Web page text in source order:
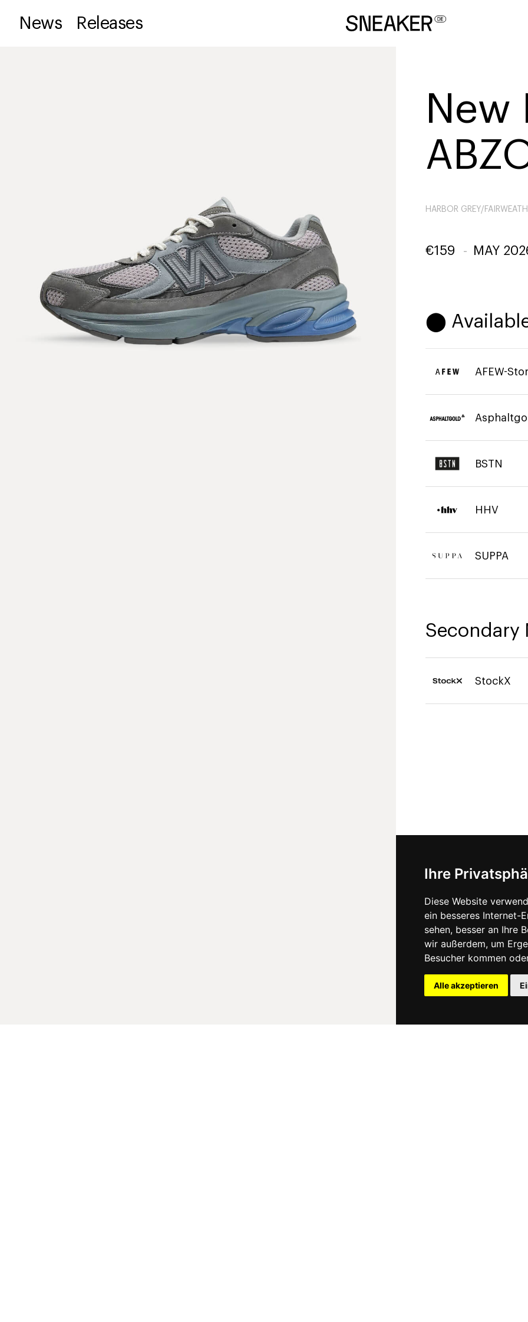
Ihre
Diese Website
ein besseres Internet-
sehen, besser an Ihre
wir außerdem, um
Besucher kommen
Alle akzeptieren
News Releases
New
HARBOR GREY/
€159 - MAY
⬤
AFEW-
BSTN
HHV
SUPPA
Secondary
StockX